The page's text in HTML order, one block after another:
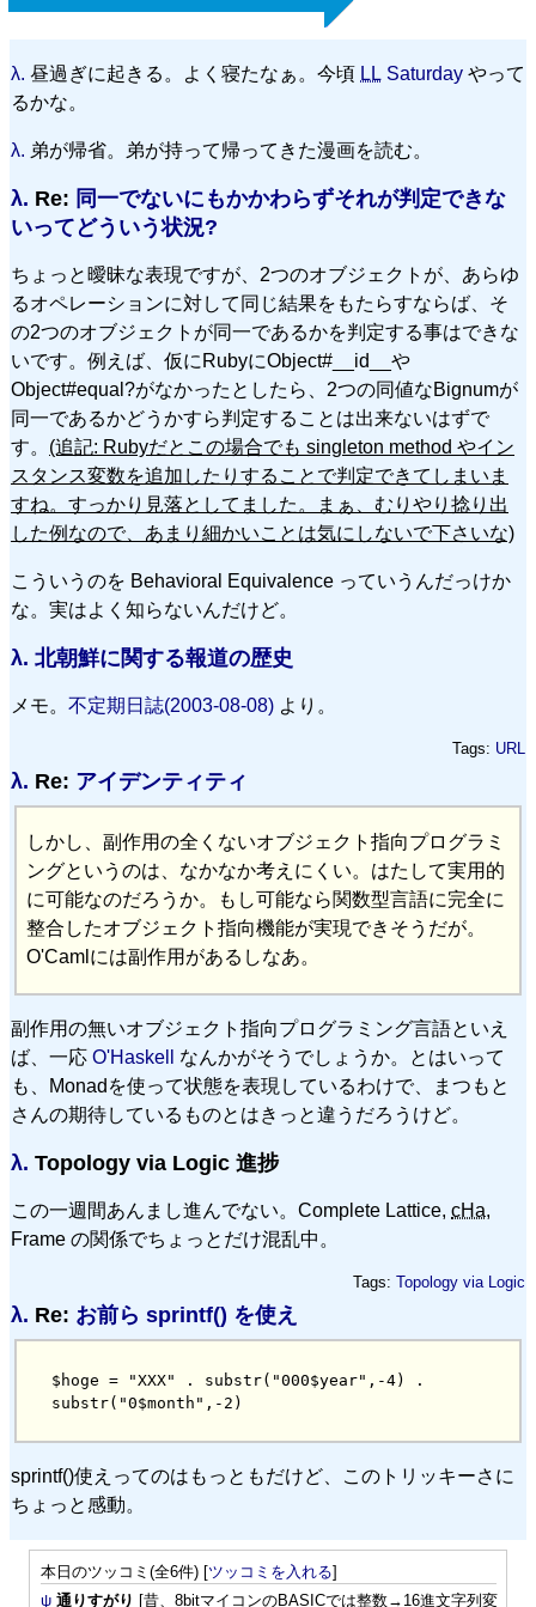
λ. 昼過ぎに起きる。よく寝たなぁ。今頃 LL Saturday やって
るかな。
λ. 弟が帰省。弟が持って帰ってきた漫画を読む。
λ. Re: 同一でないにもかかわらずそれが判定できな
いってどういう状況?
ちょっと曖昧な表現ですが、2つのオブジェクトが、あらゆ
るオペレーションに対して同じ結果をもたらすならば、そ
の2つのオブジェクトが同一であるかを判定する事はできな
いです。例えば、仮にRubyにObject#__id__や
Object#equal?がなかったとしたら、2つの同値なBignumが
同一であるかどうかすら判定することは出来ないはずで
す。 (追記: Rubyだとこの場合でも singleton method やイン
スタンス変数を追加したりすることで判定できてしまいま
すね。すっかり見落としてました。まぁ、むりやり捻り出
した例なので、あまり細かいことは気にしないで下さいな)
こういうのを Behavioral Equivalence っていうんだっけか
な。実はよく知らないんだけど。
λ. 北朝鮮に関する報道の歴史
メモ。 不定期日誌(2003-08-08) より。
Tags: URL
λ. Re: アイデンティティ
しかし、副作用の全くないオブジェクト指向プログラミ
ングというのは、なかなか考えにくい。はたして実用的
に可能なのだろうか。もし可能なら関数型言語に完全に
整合したオブジェクト指向機能が実現できそうだが。
O'Camlには副作用があるしなあ。
副作用の無いオブジェクト指向プログラミング言語といえ
ば、一応 O'Haskell
なんかがそうでしょうか。とはいって
も、Monadを使って状態を表現しているわけで、まつもと
さんの期待しているものとはきっと違うだろうけど。
λ. Topology via Logic 進捗
この一週間あんまし進んでない。Complete Lattice, cHa,
Frame の関係でちょっとだけ混乱中。
Tags: Topology via Logic
λ. Re: お前ら sprintf() を使え
$hoge = "XXX" . substr("000$year",-4) .
substr("0$month",-2)
sprintf()使えってのはもっともだけど、このトリッキーさに
ちょっと感動。
本日のツッコミ(全6件) [ツッコミを入れる]
ψ 通りすがり [昔、8bitマイコンのBASICでは整数→16進文字列変